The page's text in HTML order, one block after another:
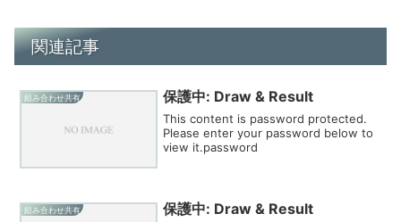
関連記事
組み合わせ共有 保護中: Draw & Result
This content is password protected.
Please enter your password below to
view it.password
組み合わせ共有 保護中: Draw & Result